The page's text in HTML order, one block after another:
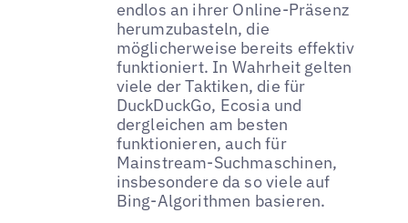
endlos an ihrer Online-Präsenz
herumzubasteln, die
möglicherweise bereits effektiv
funktioniert. In Wahrheit gelten
viele der Taktiken, die für
DuckDuckGo, Ecosia und
dergleichen am besten
funktionieren, auch für
Mainstream-Suchmaschinen,
insbesondere da so viele auf
Bing-Algorithmen basieren.